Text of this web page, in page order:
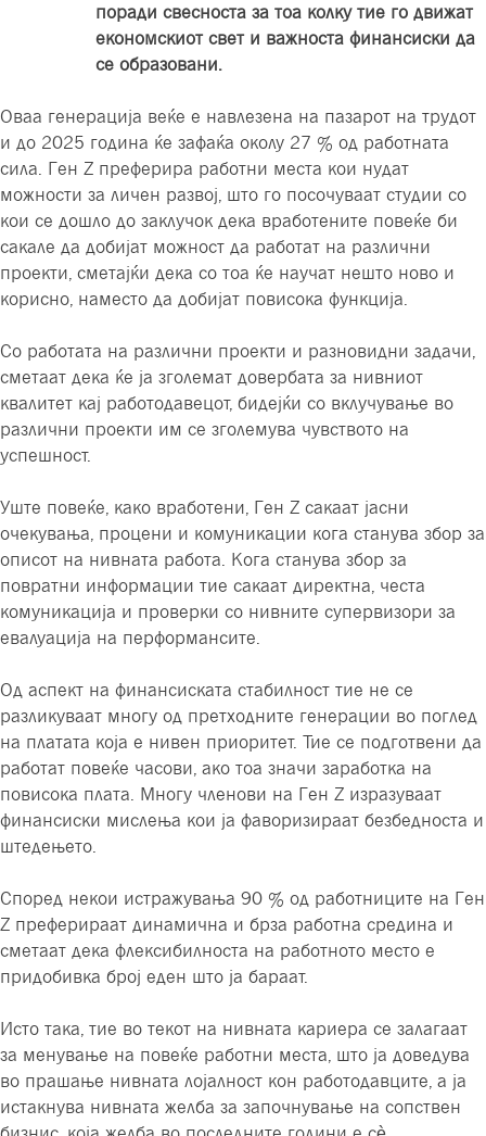
поради свесноста за тоа колку тие го движат
економскиот свет и важноста финансиски да
се образовани.
Оваа генерација веќе е навлезена на пазарот на трудот
и до 2025 година ќе зафаќа околу 27 % од работната
сила. Ген Z преферира работни места кои нудат
можности за личен развој, што го посочуваат студии со
кои се дошло до заклучок дека вработените повеќе би
сакале да добијат можност да работат на различни
проекти, сметајќи дека со тоа ќе научат нешто ново и
корисно, наместо да добијат повисока функција.
Со работата на различни проекти и разновидни задачи,
сметаат дека ќе ја зголемат довербата за нивниот
квалитет кај работодавецот, бидејќи со вклучување во
различни проекти им се зголемува чувството на
успешност.
Уште повеќе, како вработени, Ген Z сакаат јасни
очекувања, процени и комуникации кога станува збор за
описот на нивната работа. Кога станува збор за
повратни информации тие сакаат директна, честа
комуникација и проверки со нивните супервизори за
евалуација на перформансите.
Од аспект на финансиската стабилност тие не се
разликуваат многу од претходните генерации во поглед
на платата која е нивен приоритет. Тие се подготвени да
работат повеќе часови, ако тоа значи заработка на
повисока плата. Многу членови на Ген Z изразуваат
финансиски мислења кои ја фаворизираат безбедноста и
штедењето.
Според некои истражувања 90 % од работниците на Ген
Z преферираат динамична и брза работна средина и
сметаат дека флексибилноста на работното место е
придобивка број еден што ја бараат.
Исто така, тие во текот на нивната кариера се залагаат
за менување на повеќе работни места, што ја доведува
во прашање нивната лојалност кон работодавците, а ја
истакнува нивната желба за започнување на сопствен